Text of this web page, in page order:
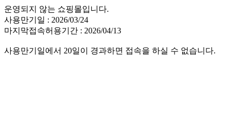
운영되지 않는 쇼핑몰입니다.
사용만기일 : 2026/03/24
마지막접속허용기간 : 2026/04/13
사용만기일에서 20일이 경과하면 접속을 하실 수 없습니다.